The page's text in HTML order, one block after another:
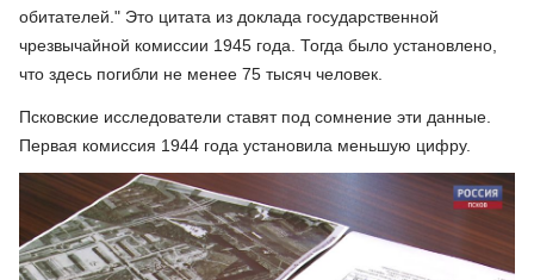
обитателей." Это цитата из доклада государственной
чрезвычайной комиссии 1945 года. Тогда было установлено,
что здесь погибли не менее 75 тысяч человек.
Псковские исследователи ставят под сомнение эти данные.
Первая комиссия 1944 года установила меньшую цифру.